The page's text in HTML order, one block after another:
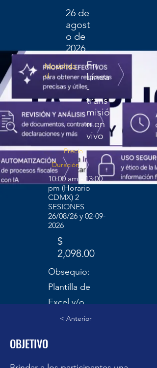
26 de
agost
o de
2026
Modalida
d
En
Línea
-
trans
misió
n en
vivo
Precio
Duración
10:00 am - 13:00
pm (Horario
CDMX) 2
SESIONES
26/08/26 y 02-09-
2026
$
2,098.00
Obsequio:
Plantilla de
Excel y/o
ejemplos
Inscripción y pago
< Anterior
OBJETIVO